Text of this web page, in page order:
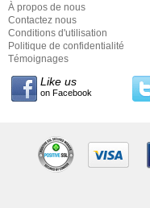
À propos de nous
Contactez nous
Conditions d'utilisation
Politique de confidentialité
Témoignages
Like us
on Facebook